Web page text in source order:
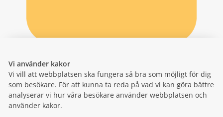
Vi använder kakor
Vi vill att webbplatsen ska fungera så bra som möjligt för dig
som besökare. För att kunna ta reda på vad vi kan göra bättre
analyserar vi hur våra besökare använder webbplatsen och
använder kakor.